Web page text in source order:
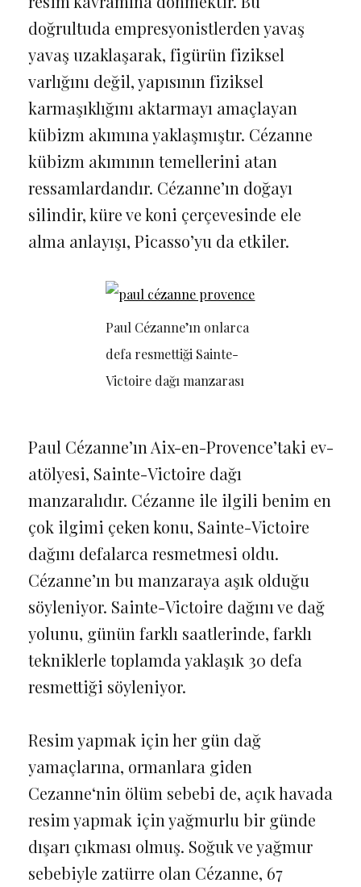
doğrultuda empresyonistlerden yavaş
yavaş uzaklaşarak, figürün fiziksel
varlığını değil, yapısının fiziksel
karmaşıklığını aktarmayı amaçlayan
kübizm akımına yaklaşmıştır. Cézanne
kübizm akımının temellerini atan
ressamlardandır. Cézanne’ın doğayı
silindir, küre ve koni çerçevesinde ele
alma anlayışı, Picasso’yu da etkiler.
Paul Cézanne’ın onlarca
defa resmettiği Sainte-
Victoire dağı manzarası
Paul Cézanne’ın Aix-en-Provence’taki ev-
atölyesi, Sainte-Victoire dağı
manzaralıdır. Cézanne ile ilgili benim en
çok ilgimi çeken konu, Sainte-Victoire
dağını defalarca resmetmesi oldu.
Cézanne’ın bu manzaraya aşık olduğu
söyleniyor. Sainte-Victoire dağını ve dağ
yolunu, günün farklı saatlerinde, farklı
tekniklerle toplamda yaklaşık 30 defa
resmettiği söyleniyor.
Resim yapmak için her gün dağ
yamaçlarına, ormanlara giden
Cezanne‘nin ölüm sebebi de, açık havada
resim yapmak için yağmurlu bir günde
dışarı çıkması olmuş. Soğuk ve yağmur
sebebiyle zatürre olan Cézanne, 67